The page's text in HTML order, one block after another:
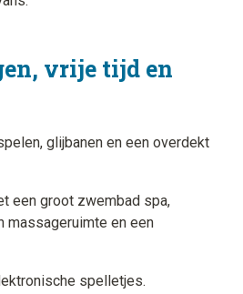
vrije tijd en
glijbanen en een overdekt
een groot zwembad spa,
massageruimte en een
spelletjes.